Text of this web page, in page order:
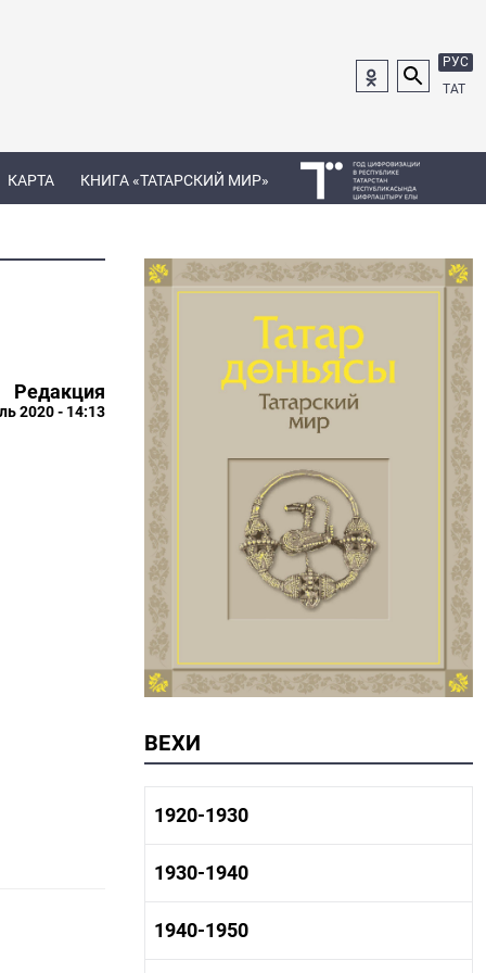
РУС
ТАТ
КАРТА КНИГА «ТАТАРСКИЙ МИР»
Редакция
2020 - 14:13
ВЕХИ
1920-1930
1920-1930 история
1920-1930 культура
1930-1940
1930-1940 история
1930-1940 культура
1940-1950